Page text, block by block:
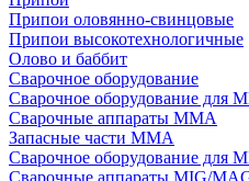
Припои оловянно-свинцовые
Припои высокотехнологичные
Олово и баббит
Сварочное оборудование
Сварочное оборудование для
Сварочные аппараты MMA
Запасные части MMA
Сварочное оборудование для
Сварочные аппараты MIG/